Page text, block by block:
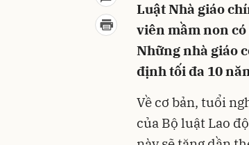
Luật Nhà giáo
viên mầm non
Những nhà giáo
định tối đa 10
Về cơ bản, tuổi
của Bộ luật Lao